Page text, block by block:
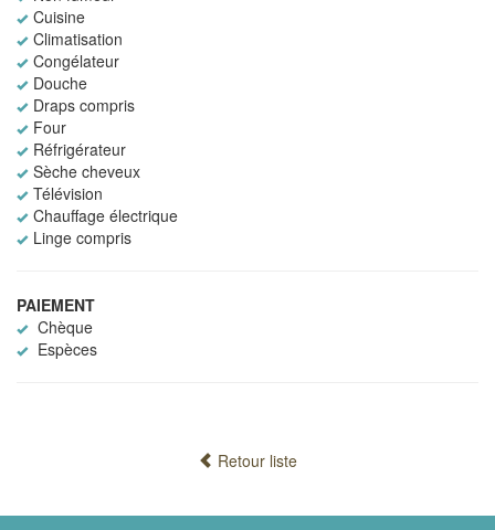
Cuisine
Climatisation
Congélateur
Douche
Draps compris
Four
Réfrigérateur
Sèche cheveux
Télévision
Chauffage électrique
Linge compris
PAIEMENT
Chèque
Espèces
Retour liste